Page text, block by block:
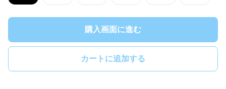
購入画面に進む
カートに追加する